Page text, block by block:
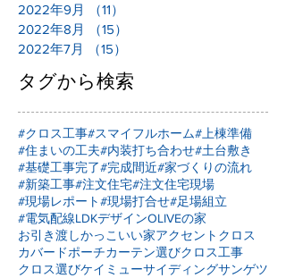
2022年9月
（11）
2022年8月
（15）
2022年7月
（15）
タグから検索
#クロス工事#スマイフルホーム#上棟準備
#住まいの工夫#内装打ち合わせ#土台敷き
#基礎工事完了#完成間近#家づくりの流れ
#新築工事#注文住宅#注文住宅現場
#現場レポート#現場打合せ#足場組立
#電気配線LDKデザインOLIVEの家
お引き渡しかっこいい家アクセントクロス
カバードポーチカーテン選びクロス工事
クロス選びケイミューサイディングサンゲツ